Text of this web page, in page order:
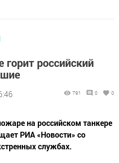
российский
791 0 0
на российском танкере
РИА «Новости» со
службах.